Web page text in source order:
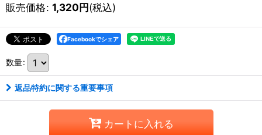
販売価格: 1,320円(税込)
Facebookでシェア
数量:
返品特約に関する重要事項
カートに入れる